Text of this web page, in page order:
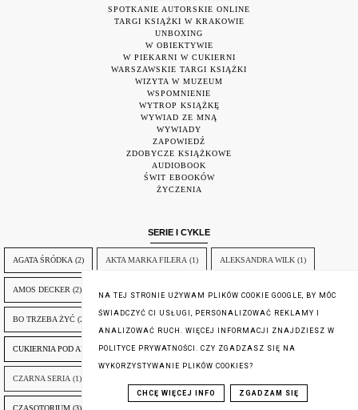
SPOTKANIE AUTORSKIE ONLINE
TARGI KSIĄŻKI W KRAKOWIE
UNBOXING
W OBIEKTYWIE
W PIEKARNI W CUKIERNI
WARSZAWSKIE TARGI KSIĄŻKI
WIZYTA W MUZEUM
WSPOMNIENIE
WYTROP KSIĄŻKĘ
WYWIAD ZE MNĄ
WYWIADY
ZAPOWIEDŹ
ZDOBYCZE KSIĄŻKOWE
AUDIOBOOK
ŚWIT EBOOKÓW
ŻYCZENIA
SERIE I CYKLE
AGATA ŚRÓDKA (2) AKTA MARKA FILERA (1) ALEKSANDRA WILK (1)
AMOS DECKER (2) BEZLITOSNA SIŁA BEZMYŚLNA
BO TRZEBA ŻYĆ (2)
CUKIERNIA POD AMOREM (3) CYKL O OSKARZE BLAJERZE (3)
CZARNA SERIA (1)
CZASOTORIUM (3)
NA TEJ STRONIE UŻYWAM PLIKÓW COOKIE GOOGLE, BY MÓC
ŚWIADCZYĆ CI USŁUGI, PERSONALIZOWAĆ REKLAMY I
ANALIZOWAĆ RUCH. WIĘCEJ INFORMACJI ZNAJDZIESZ W
POLITYCE PRYWATNOŚCI. CZY ZGADZASZ SIĘ NA
WYKORZYSTYWANIE PLIKÓW COOKIES?
CHCĘ WIĘCEJ INFO ZGADZAM SIĘ